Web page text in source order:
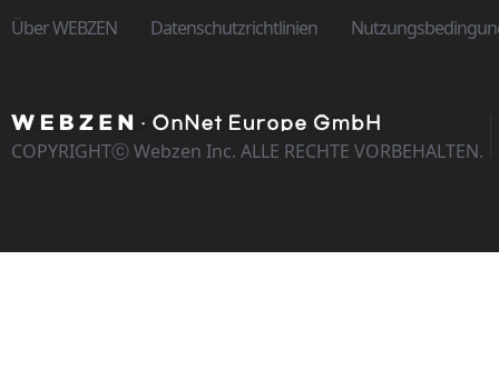
Über WEBZEN Datenschutzrichtlinien
COPYRIGHTⓒ Webzen Inc. ALLE RECHTE VORBEHALTEN.